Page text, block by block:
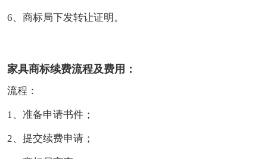
6、商标局下发转让证明。
家具商标续费流程及费用：
流程：
1、准备申请书件；
2、提交续费申请；